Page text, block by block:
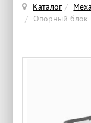
Каталог
Опорный блок